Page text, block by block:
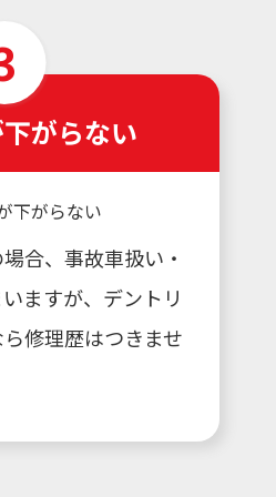
がらない
合、事故車扱い・
ますが、デントリ
修理歴はつきませ